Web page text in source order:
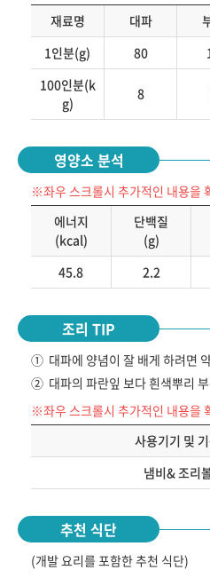
재료명
대파
1인분(g)
80
100인분(k
g)
8
영양소 분석
※좌우 스크롤시 추가적인 내용을
에너지
(kcal)
단백질
(g)
45.8
2.2
조리 TIP
① 대파에 양념이 잘 배게 하려면
② 대파의 파란잎 보다 흰색뿌리
※좌우 스크롤시 추가적인 내용을
사용기기 및
냄비& 조리
추천 식단
(개발 요리를 포함한 추천 식단)